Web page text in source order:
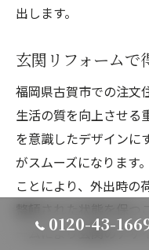
出します。
玄関リフォームで
福岡県古賀市での注文
生活の質を向上させる
を意識したデザインに
がスムーズになります
ことにより、外出時の
整頓された状態を保
ームにより玄関のデザ
0120-43-